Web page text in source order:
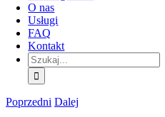
O nas
Usługi
FAQ
Kontakt
Szukaj:
Poprzedni Dalej